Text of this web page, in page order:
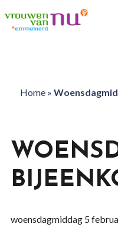
Home»
woensdagmiddag 5